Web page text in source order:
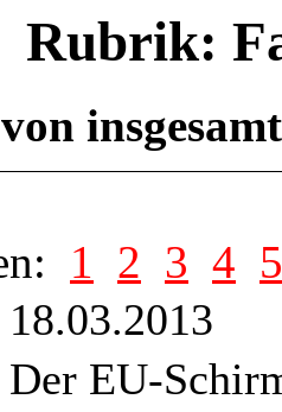
Rubrik:
1 2 3 4 5
18.03.2013
Der EU-